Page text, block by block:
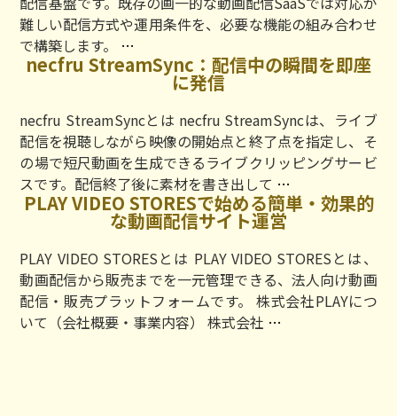
ー
ケ
ィ
ン
グ
（旧：
配
配
メ
ー
商
談
創
出
難しい配信方式や運用条件を、必要な機能の組み合わせ
で構築します。 …
式
ネ
ク
フ
ル
の
動
画
配
信
サ
necfru StreamSync：配信中の瞬間を即座
に発信
necfru StreamSyncとは necfru StreamSyncは、ライブ
配信を視聴しながら映像の開始点と終了点を指定し、そ
の場で短尺動画を生成できるライブクリッピングサービ
スです。配信終了後に素材を書き出して …
StreamSync：
中
の
瞬
PLAY VIDEO STORESで始める簡単・効果的
な動画配信サイト運営
PLAY VIDEO STORESとは PLAY VIDEO STORESとは、
動画配信から販売までを一元管理できる、法人向け動画
配信・販売プラットフォームです。 株式会社PLAYにつ
いて（会社概要・事業内容） 株式会社 …